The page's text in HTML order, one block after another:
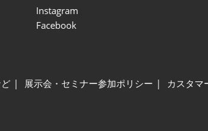
Instagram
Facebook
展示会・セミナー参加ポリシー
カスタマ